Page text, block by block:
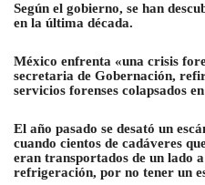
Según el gobierno, se han
en la última década.
México enfrenta «una crisis
secretaria de Gobernación,
servicios forenses colapsados
El año pasado se desató un
cuando cientos de cadáveres
eran transportados de un lado
refrigeración, por no tener un